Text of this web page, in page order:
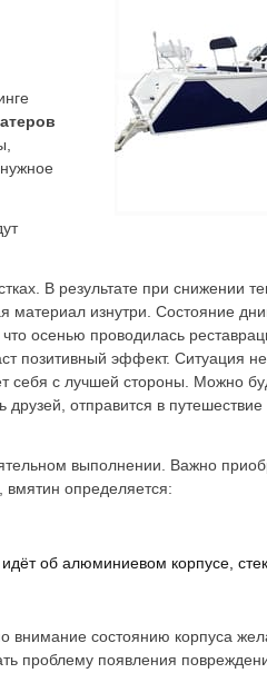
В результате при снижении
материал изнутри. Состояние
осенью проводилась
позитивный эффект. Ситуация
себя с лучшей стороны. Можно
отправится в путешествие
выполнении. Важно
вмятин определяется:
об алюминиевом корпусе,
внимание состоянию корпуса
проблему появления